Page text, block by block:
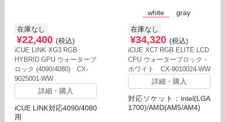
在庫なし
¥22,400 (税込)
iCUE LINK XG3 RGB
HYBRID GPU ウォーターブ
ロック (4090/4080) CX-
9025001-WW
詳細・購入
iCUE LINK対応4090/4080
用
在庫なし
¥34,320 (税込)
iCUE XC7 RGB ELITE LCD
CPU ウォーターブロック -
ホワイト CX-9010024-WW
詳細・購入
対応ソケット：intel(LGA
1700)/AMD(AM5/AM4)
white gray